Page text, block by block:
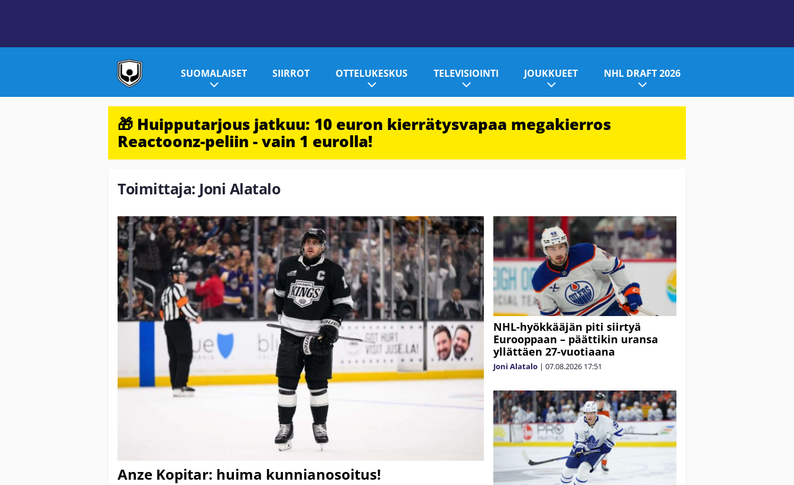
SUOMALAISET SIIRROT OTTELUKESKUS TELEVISIOINTI JOUKKUEET NHL DRAFT 2026
🎁 Huipputarjous jatkuu: 10 euron kierrätysvapaa megakierros
Reactoonz-peliin - vain 1 eurolla!
Toimittaja: Joni Alatalo
Anze Kopitar: huima kunnianosoitus!
NHL-hyökkääjän piti siirtyä
Eurooppaan – päättikin uransa
yllättäen 27-vuotiaana
Joni Alatalo | 07.08.2026 17:51